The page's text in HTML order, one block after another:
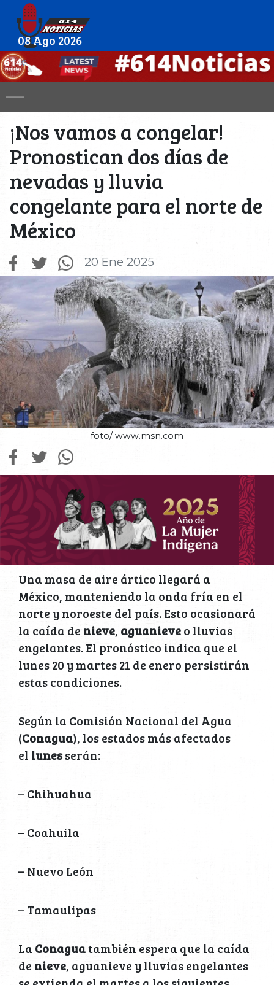
08 Ago 2026
¡Nos vamos a congelar!
Pronostican dos días de
nevadas y lluvia
congelante para el norte de
México
20 Ene 2025
foto/ www.msn.com
Una masa de aire ártico llegará a
México, manteniendo la onda fría en el
norte y noroeste del país. Esto ocasionará
la caída de nieve, aguanieveo lluvias
engelantes. El pronóstico indica que el
lunes 20 y martes 21 de enero persistirán
estas condiciones.
Según la Comisión Nacional del Agua
(Conagua), los estados más afectados
el lunesserán:
– Chihuahua
– Coahuila
– Nuevo León
– Tamaulipas
La Conaguatambién espera que la caída
de nieve, aguanieve y lluvias engelantes